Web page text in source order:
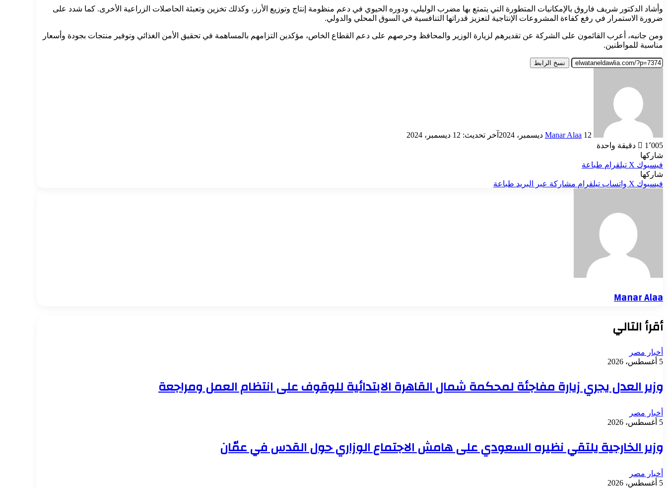
وأشاد الدكتور شريف فاروق بالإمكانيات المتطورة التي يتمتع بها مضرب الوليلي، ودوره الحيوي في دعم منظومة إنتاج وتوزيع الأرز، وكذلك تخزين وتعبئة الحاصلات الزراعية الأخرى. كما شدد على
ضرورة الاستمرار في رفع كفاءة المشروعات الإنتاجية لتعزيز قدراتها التنافسية في السوق المحلي والدولي.
ومن جانبه، أعرب القائمون على الشركة عن تقديرهم لزيارة الوزير والمحافظ وحرصهم على دعم القطاع الخاص، مؤكدين التزامهم بالمساهمة في تحقيق الأمن الغذائي وتوفير منتجات بجودة وأسعار
مناسبة للمواطنين.
نسخ الرابط
Manar Alaa 12 ديسمبر، 2024
آخر تحديث: 12 ديسمبر، 2024
1٬005
دقيقة واحدة
شاركها
فيسبوك ‫X تيلقرام طباعة
شاركها
فيسبوك ‫X واتساب تيلقرام مشاركة عبر البريد طباعة
Manar Alaa
أقرأ التالي
أخبار مصر
5 أغسطس، 2026
وزير العدل يجري زيارة مفاجئة لمحكمة شمال القاهرة الابتدائية للوقوف على انتظام العمل ومراجعة
أخبار مصر
5 أغسطس، 2026
وزير الخارجية يلتقي نظيره السعودي على هامش الاجتماع الوزاري حول القدس في عمّان
أخبار مصر
5 أغسطس، 2026